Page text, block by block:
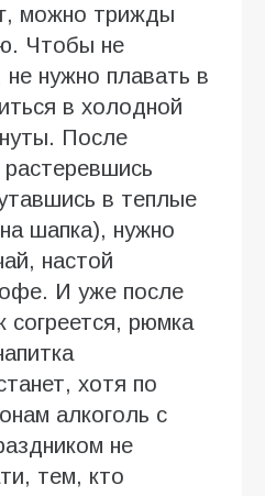
можно трижды
Чтобы не
не нужно плавать в
в холодной
После
в теплые
шапка), нужно
настой
И уже после
согреется, рюмка
хотя по
алкоголь с
не
тем, кто